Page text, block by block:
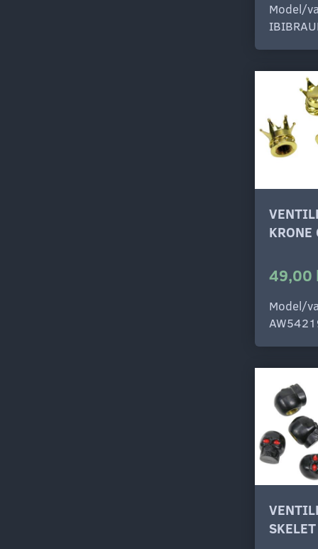
Model/
KRONE
49,00
Model/